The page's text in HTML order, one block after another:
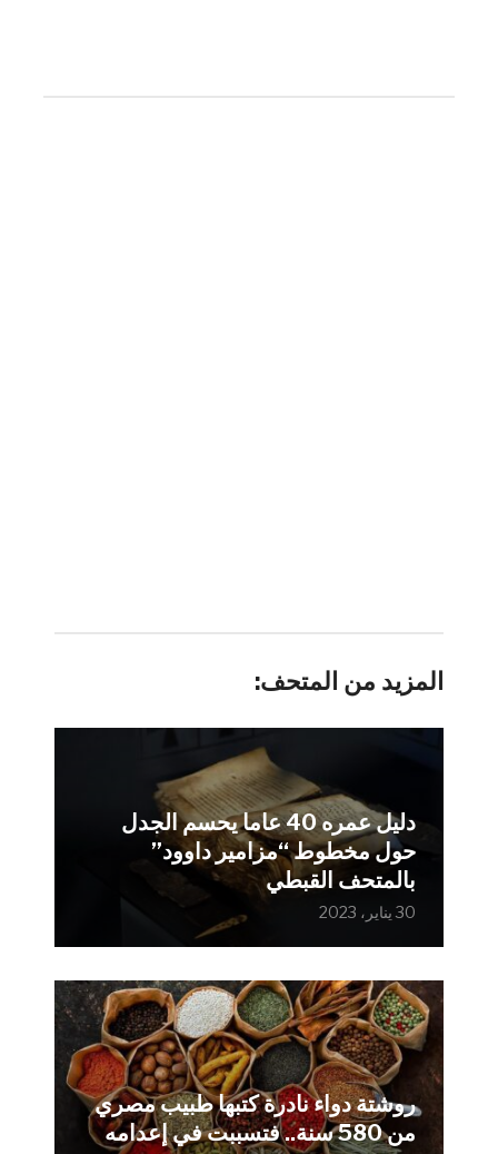
المزيد من المتحف:
دليل عمره 40 عاما يحسم الجدل
حول مخطوط “مزامير داوود”
بالمتحف القبطي
30 يناير، 2023
روشتة دواء نادرة كتبها طبيب مصري
من 580 سنة.. فتسببت في إعدامه